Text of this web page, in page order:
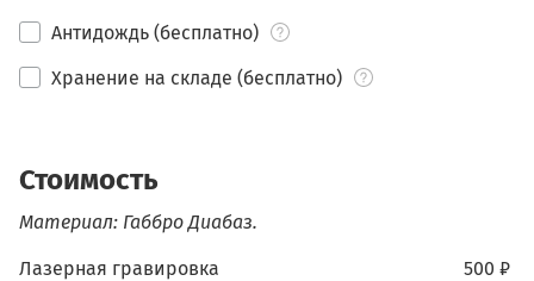
Антидождь (бесплатно)
Хранение на складе (бесплатно)
Стоимость
Материал: Габбро Диабаз.
500 ₽
Лазерная гравировка